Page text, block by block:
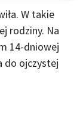
W takie
rodziny. Na
14-dniowej
do ojczystej